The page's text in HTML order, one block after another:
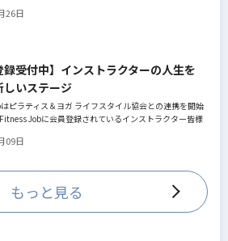
ジム「ファントレイン」代表近藤健祐さんにインタビ
クラブのキャンペーンや違約金制度はお客様を大切に
ろうか！？資金が底をつく恐怖と闘いながらもお客様
き上げた秘訣とは？
26日
録受付中】インストラクターの人生を
しいステージ
ピラティス＆ヨガ ライフスタイル協会との連携を開始
Jobに会員登録されているインストラクター皆様
。
09日
もっと見る